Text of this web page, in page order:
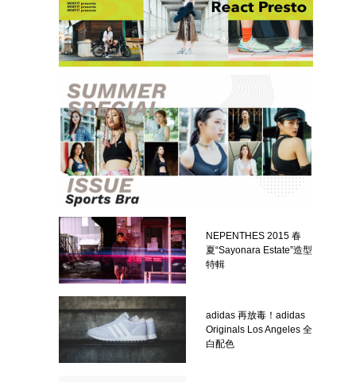
NEPENTHES 2015 春
夏“Sayonara Estate”造型
特輯
adidas 再放毒！adidas
Originals Los Angeles 全
白配色